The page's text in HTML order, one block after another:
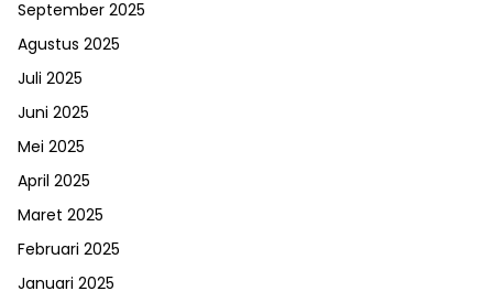
September 2025
Agustus 2025
Juli 2025
Juni 2025
Mei 2025
April 2025
Maret 2025
Februari 2025
Januari 2025